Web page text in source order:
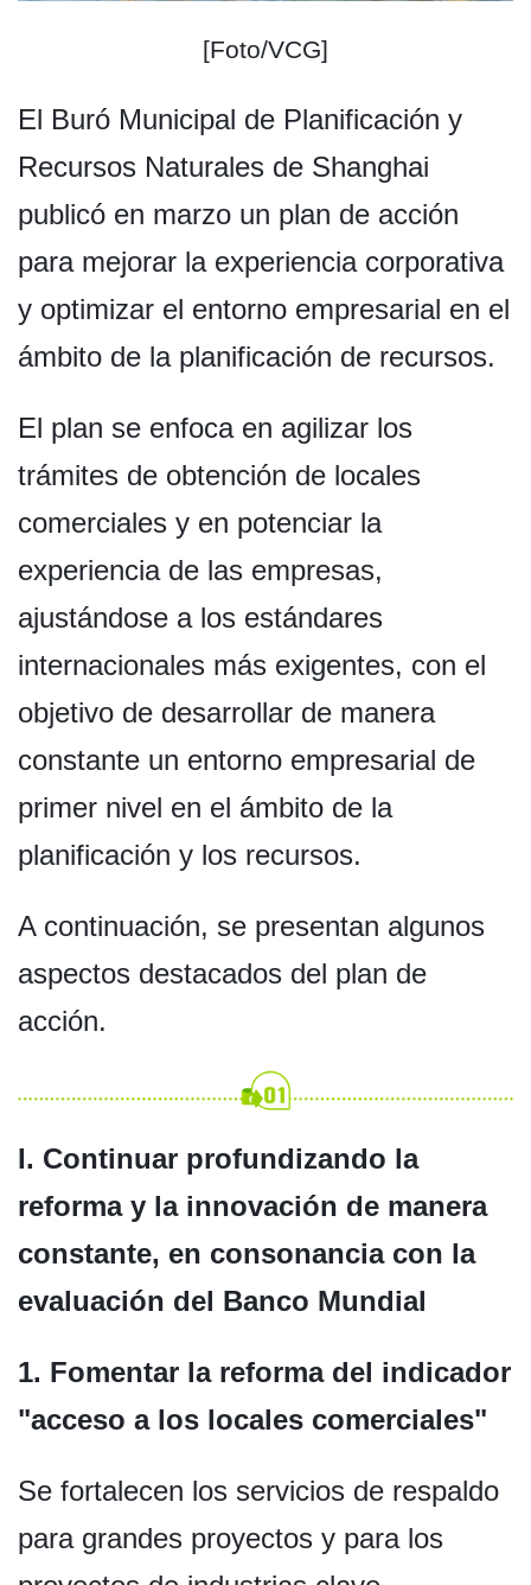
[Foto/VCG]
El Buró Municipal de Planificación y
Recursos Naturales de Shanghai
publicó en marzo un plan de acción
para mejorar la experiencia corporativa
y optimizar el entorno empresarial en el
ámbito de la planificación de recursos.
El plan se enfoca en agilizar los
trámites de obtención de locales
comerciales y en potenciar la
experiencia de las empresas,
ajustándose a los estándares
internacionales más exigentes, con el
objetivo de desarrollar de manera
constante un entorno empresarial de
primer nivel en el ámbito de la
planificación y los recursos.
A continuación, se presentan algunos
aspectos destacados del plan de
acción.
I. Continuar profundizando la
reforma y la innovación de manera
constante, en consonancia con la
evaluación del Banco Mundial
1. Fomentar la reforma del indicador
"acceso a los locales comerciales"
Se fortalecen los servicios de respaldo
para grandes proyectos y para los